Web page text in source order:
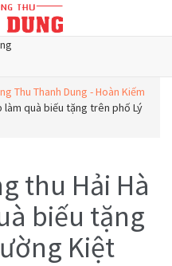
Thu Thanh Dung - Hoàn Kiếm
làm quà biếu tặng trên phố Lý
thu Hải Hà
biếu tặng
Kiệt